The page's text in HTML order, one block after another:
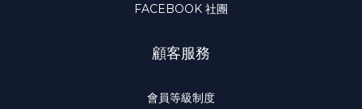
FACEBOOK 社團
顧客服務
會員等級制度